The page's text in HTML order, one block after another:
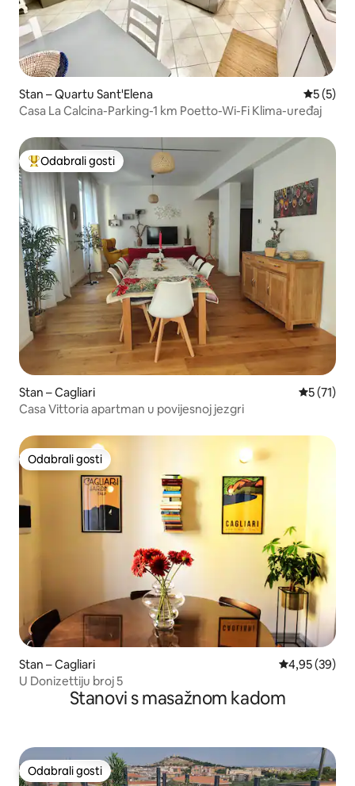
Stan – Quartu Sant'Elena
5 (5)
Casa La Calcina-Parking-1 km Poetto-Wi-Fi Klima-uređaj
Među najviše rangiranima s oznakom „Odabrali gosti”
Odabrali gosti
Stan – Cagliari Prosječna
5 (71)
Casa Vittoria apartman u povijesnoj jezgri
Odabrali gosti
Odabrali gosti
Stan – Cagliari Prosječna
4,95 (39)
U Donizettiju broj 5
Stanovi s masažnom kadom
Odabrali gosti
Odabrali gosti